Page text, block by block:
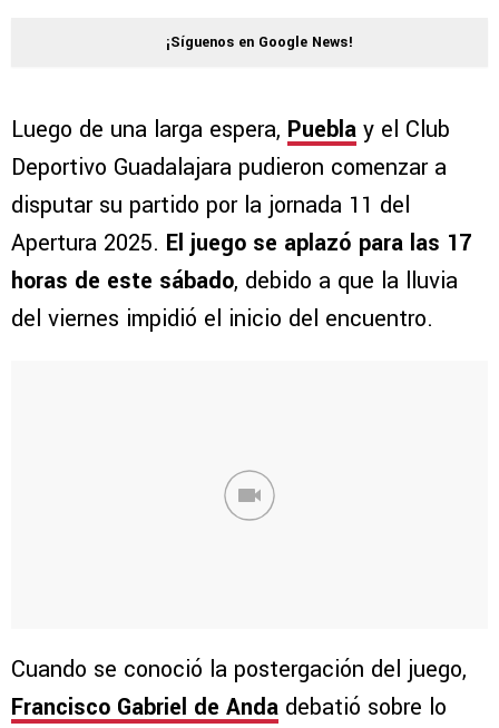
¡Síguenos en Google News!
Luego de una larga espera, Puebla y el Club
Deportivo Guadalajara pudieron comenzar a
disputar su partido por la jornada 11 del
Apertura 2025. El juego se aplazó para las 17
horas de este sábado, debido a que la lluvia
del viernes impidió el inicio del encuentro.
Cuando se conoció la postergación del juego,
Francisco Gabriel de Anda debatió sobre lo